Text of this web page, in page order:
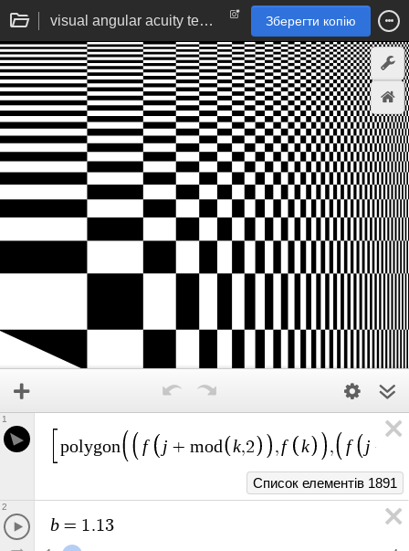
visual angular acuity test (varying-size grid) Зберегти копію
polygon f j + mod k,2 , f k , f j +
Список елементів 1891
1
b = 1.13
2